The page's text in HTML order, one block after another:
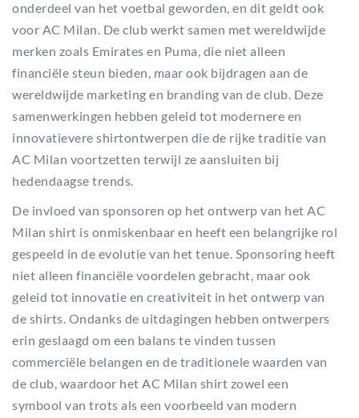
onderdeel van het voetbal geworden, en dit geldt ook
voor AC Milan. De club werkt samen met wereldwijde
merken zoals Emirates en Puma, die niet alleen
financiële steun bieden, maar ook bijdragen aan de
wereldwijde marketing en branding van de club. Deze
samenwerkingen hebben geleid tot modernere en
innovatievere shirtontwerpen die de rijke traditie van
AC Milan voortzetten terwijl ze aansluiten bij
hedendaagse trends.
De invloed van sponsoren op het ontwerp van het AC
Milan shirt is onmiskenbaar en heeft een belangrijke rol
gespeeld in de evolutie van het tenue. Sponsoring heeft
niet alleen financiële voordelen gebracht, maar ook
geleid tot innovatie en creativiteit in het ontwerp van
de shirts. Ondanks de uitdagingen hebben ontwerpers
erin geslaagd om een balans te vinden tussen
commerciële belangen en de traditionele waarden van
de club, waardoor het AC Milan shirt zowel een
symbool van trots als een voorbeeld van modern